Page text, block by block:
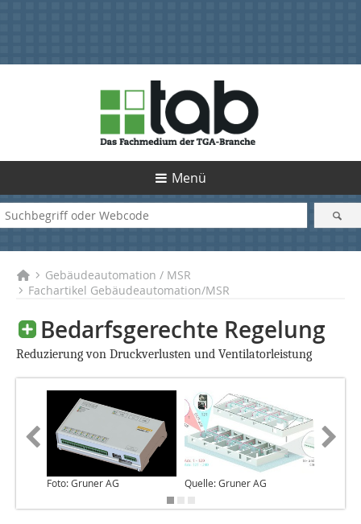
Menü
Gebäudeautomation / MSR
Fachartikel Gebäudeautomation/MSR
Bedarfsgerechte Regelung
Reduzierung von Druckverlusten und Ventilatorleistung
Foto: Gruner AG Quelle: Gruner AG